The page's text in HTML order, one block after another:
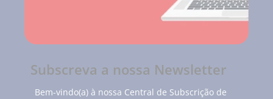
Subscreva a nossa Newsletter
Bem-vindo(a) à nossa Central de Subscrição de